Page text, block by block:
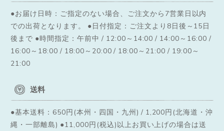
●お届け日時：ご指定のない場合、ご注文から7営業日以内
での出荷となります。
●日付指定：ご注文より8日後～15日
後まで ●時間指定：午前中 / 12:00～14:00 / 14:00～16:00 /
16:00～18:00 / 18:00～20:00 / 18:00～21:00 / 19:00～
21:00
送料
●基本送料：650円(本州・四国・九州) / 1,200円(北海道・沖
縄・一部離島) ●11,000円(税込)以上お買い上げの場合は送